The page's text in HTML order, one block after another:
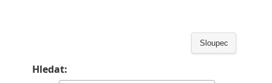
Sloupec
Hledat: